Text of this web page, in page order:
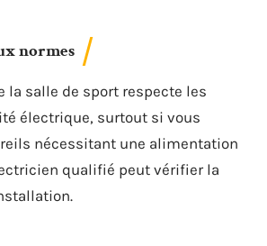
normes
la salle de sport respecte les
électrique, surtout si vous
nécessitant une alimentation
qualifié peut vérifier la